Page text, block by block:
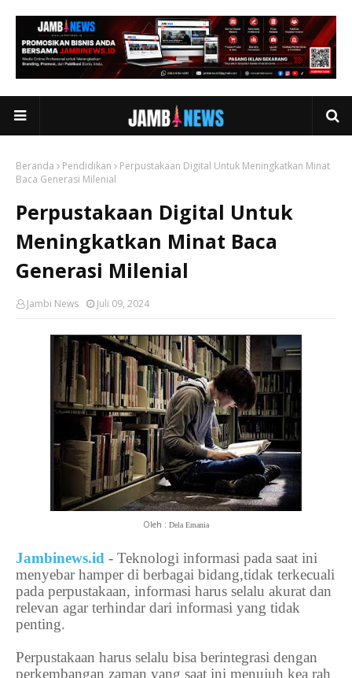
Beranda Pendidikan
Perpustakaan Digital Untuk Meningkatkan Minat
Baca Generasi Milenial
Perpustakaan Digital Untuk
Meningkatkan Minat Baca
Generasi Milenial
Jambi News Juli 09, 2024
Oleh : Dela Emania
Jambinews.id - Teknologi informasi pada saat ini
menyebar hamper di berbagai bidang,tidak terkecuali
pada perpustakaan, informasi harus selalu akurat dan
relevan agar terhindar dari informasi yang tidak
penting.
Perpustakaan harus selalu bisa berintegrasi dengan
perkembangan zaman yang saat ini menujuh kea rah